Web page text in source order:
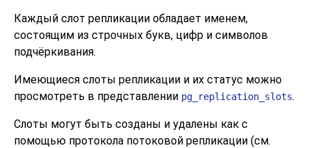
Каждый слот репликации обладает именем,
состоящим из строчных букв, цифр и символов
подчёркивания.
Имеющиеся слоты репликации и их статус можно
просмотреть в представлении pg_replication_slots.
Слоты могут быть созданы и удалены как с
помощью протокола потоковой репликации (см.